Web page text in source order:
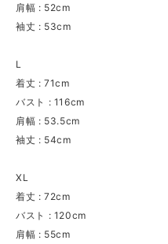
肩幅 : 52cm
袖丈 : 53cm
L
着丈 : 71cm
バスト : 116cm
肩幅 : 53.5cm
袖丈 : 54cm
XL
着丈 : 72cm
バスト : 120cm
肩幅 : 55cm